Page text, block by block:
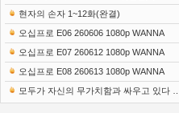
0x1080 x265-10Bit FLACx2)
현자의 손자 1~12화(완결)
오십프로 E06 260606 1080p WANNA
오십프로 E07 260612 1080p WANNA
오십프로 E08 260613 1080p WANNA
모두가 자신의 무가치함과 싸우고 있다 E0